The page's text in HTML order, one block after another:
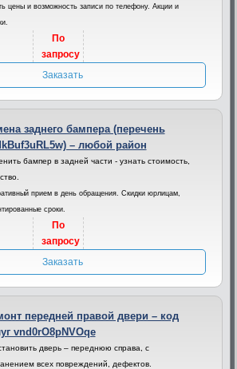
цены и возможность записи по телефону. Акции и
По
запросу
Заказать
заднего бампера (перечень
– любой район
бампер в задней части - узнать стоимость,
прием в день обращения. Скидки юрлицам,
сроки.
По
запросу
Заказать
передней правой двери – код
vnd0rO8pNVOqe
дверь – переднюю справа, с
всех повреждений, дефектов.